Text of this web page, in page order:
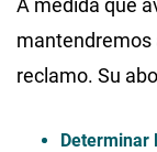
A medida que
mantendremos
reclamo. Su
Determinar